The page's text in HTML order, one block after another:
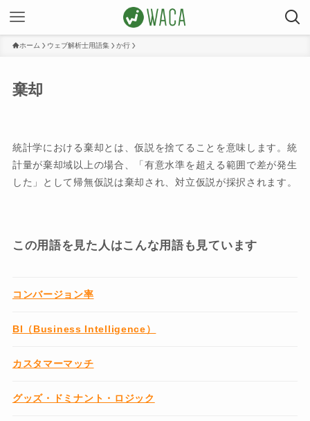
ホーム ウェブ解析士用語集 か行
棄却
統計学における棄却とは、仮説を捨てることを意味します。統
計量が棄却域以上の場合、「有意水準を超える範囲で差が発生
した」として帰無仮説は棄却され、対立仮説が採択されます。
この用語を見た人はこんな用語も見ています
コンバージョン率
BI（Business Intelligence）
カスタマーマッチ
グッズ・ドミナント・ロジック